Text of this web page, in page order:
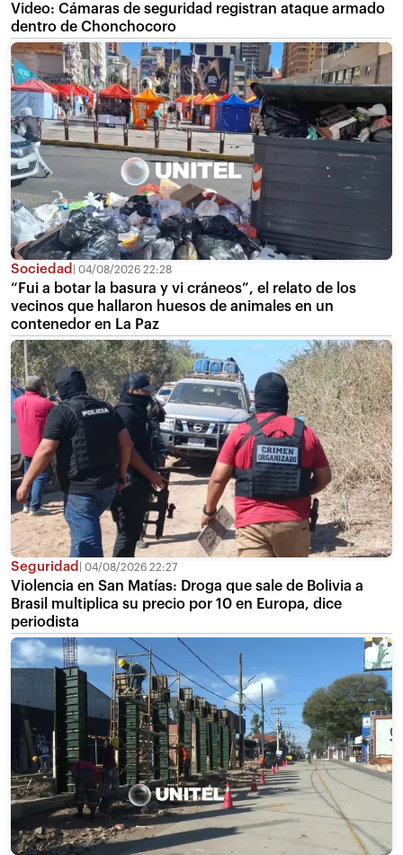
Video: Cámaras de seguridad registran ataque armado
dentro de Chonchocoro
Sociedad 04/08/2026 22:28
“Fui a botar la basura y vi cráneos”, el relato de los
vecinos que hallaron huesos de animales en un
contenedor en La Paz
Seguridad 04/08/2026 22:27
Violencia en San Matías: Droga que sale de Bolivia a
Brasil multiplica su precio por 10 en Europa, dice
periodista